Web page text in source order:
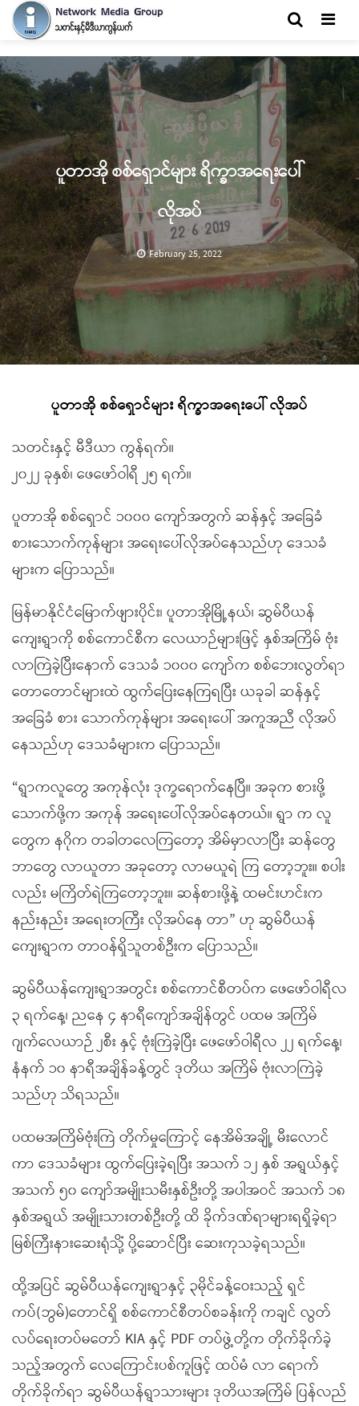
ပူတာအို စစ်ရှောင်များ ရိက္ခာအရေးပေါ်
လိုအပ်
February 25, 2022
ပူတာအို စစ်ရှောင်များ ရိက္ခာအရေးပေါ် လိုအပ်
သတင်းနှင့် မီဒီယာ ကွန်ရက်။
၂၀၂၂ ခုနှစ်၊ ဖေဖော်ဝါရီ ၂၅ ရက်။
ပူတာအို စစ်ရှောင် ၁၀၀၀ ကျော်အတွက် ဆန်နှင့် အခြေခံ
စားသောက်ကုန်များ အရေးပေါ်လိုအပ်နေသည်ဟု ဒေသခံ
များက ပြောသည်။
မြန်မာနိုင်ငံမြောက်ဖျားပိုင်း၊ ပူတာအိုမြို့နယ်၊ ဆွမ်ပီယန်
ကျေးရွာကို စစ်ကောင်စီက လေယာဉ်များဖြင့် နှစ်အကြိမ် ဗုံး
လာကြဲခဲ့ပြီးနောက် ဒေသခံ ၁၀၀၀ ကျော်က စစ်ဘေးလွတ်ရာ
တောတောင်များထဲ ထွက်ပြေးနေကြရပြီး ယခုခါ ဆန်နှင့်
အခြေခံ စား သောက်ကုန်များ အရေးပေါ် အကူအညီ လိုအပ်
နေသည်ဟု ဒေသခံများက ပြောသည်။
“ရွာကလူတွေ အကုန်လုံး ဒုက္ခရောက်နေပြီ။ အခုက စားဖို့
သောက်ဖို့က အကုန် အရေးပေါ်လိုအပ်နေတယ်။ ရွာ က လူ
တွေက နဂိုက တခါတလေကြတော့ အိမ်မှာလာပြီး ဆန်တွေ
ဘာတွေ လာယူတာ အခုတော့ လာမယူရဲ ကြ တော့ဘူး။ စပါး
လည်း မကြိတ်ရဲကြတော့ဘူး။ ဆန်စားဖို့နဲ့ ထမင်းဟင်းက
နည်းနည်း အရေးတကြီး လိုအပ်နေ တာ” ဟု ဆွမ်ပီယန်
ကျေးရွာက တာဝန်ရှိသူတစ်ဦးက ပြောသည်။
ဆွမ်ပီယန်ကျေးရွာအတွင်း စစ်ကောင်စီတပ်က ဖေဖော်ဝါရီလ
၃ ရက်နေ့၊ ညနေ ၄ နာရီကျော်အချိန်တွင် ပထမ အကြိမ်
ဂျက်လေယာဉ် ၂စီး နှင့် ဗုံးကြဲခဲ့ပြီး ဖေဖော်ဝါရီလ ၂၂ ရက်နေ့၊
နံနက် ၁၀ နာရီအချိန်ခန့်တွင် ဒုတိယ အကြိမ် ဗုံးလာကြဲခဲ့
သည်ဟု သိရသည်။
ပထမအကြိမ်ဗုံးကြဲ တိုက်မှုကြောင့် နေအိမ်အချို့ မီးလောင်
ကာ ဒေသခံများ ထွက်ပြေးခဲ့ရပြီး အသက် ၁၂ နှစ် အရွယ်နှင့်
အသက် ၅၀ ကျော်အမျိုးသမီးနှစ်ဦးတို့ အပါအဝင် အသက် ၁၈
နှစ်အရွယ် အမျိုးသားတစ်ဦးတို့ ထိ ခိုက်ဒဏ်ရာများရရှိခဲ့ရာ
မြစ်ကြီးနားဆေးရုံသိုံ့ ပို့ဆောင်ပြီး ဆေးကုသခဲ့ရသည်။
ထို့အပြင် ဆွမ်ပီယန်ကျေးရွာနှင့် ၃မိုင်ခန့်ဝေးသည့် ရှင်
ကပ်(ဘွမ်)တောင်ရှိ စစ်ကောင်စီတပ်စခန်းကို ကချင် လွတ်
လပ်ရေးတပ်မတော် KIA နှင့် PDF တပ်ဖွဲ့တို့က တိုက်ခိုက်ခဲ့
သည့်အတွက် လေကြောင်းပစ်ကူဖြင့် ထပ်မံ လာ ရောက်
တိုက်ခိုက်ရာ ဆွမ်ပီယန်ရွာသားများ ဒုတိယအကြိမ် ပြန်လည်